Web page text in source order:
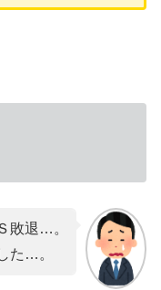
敗退…。
た…。